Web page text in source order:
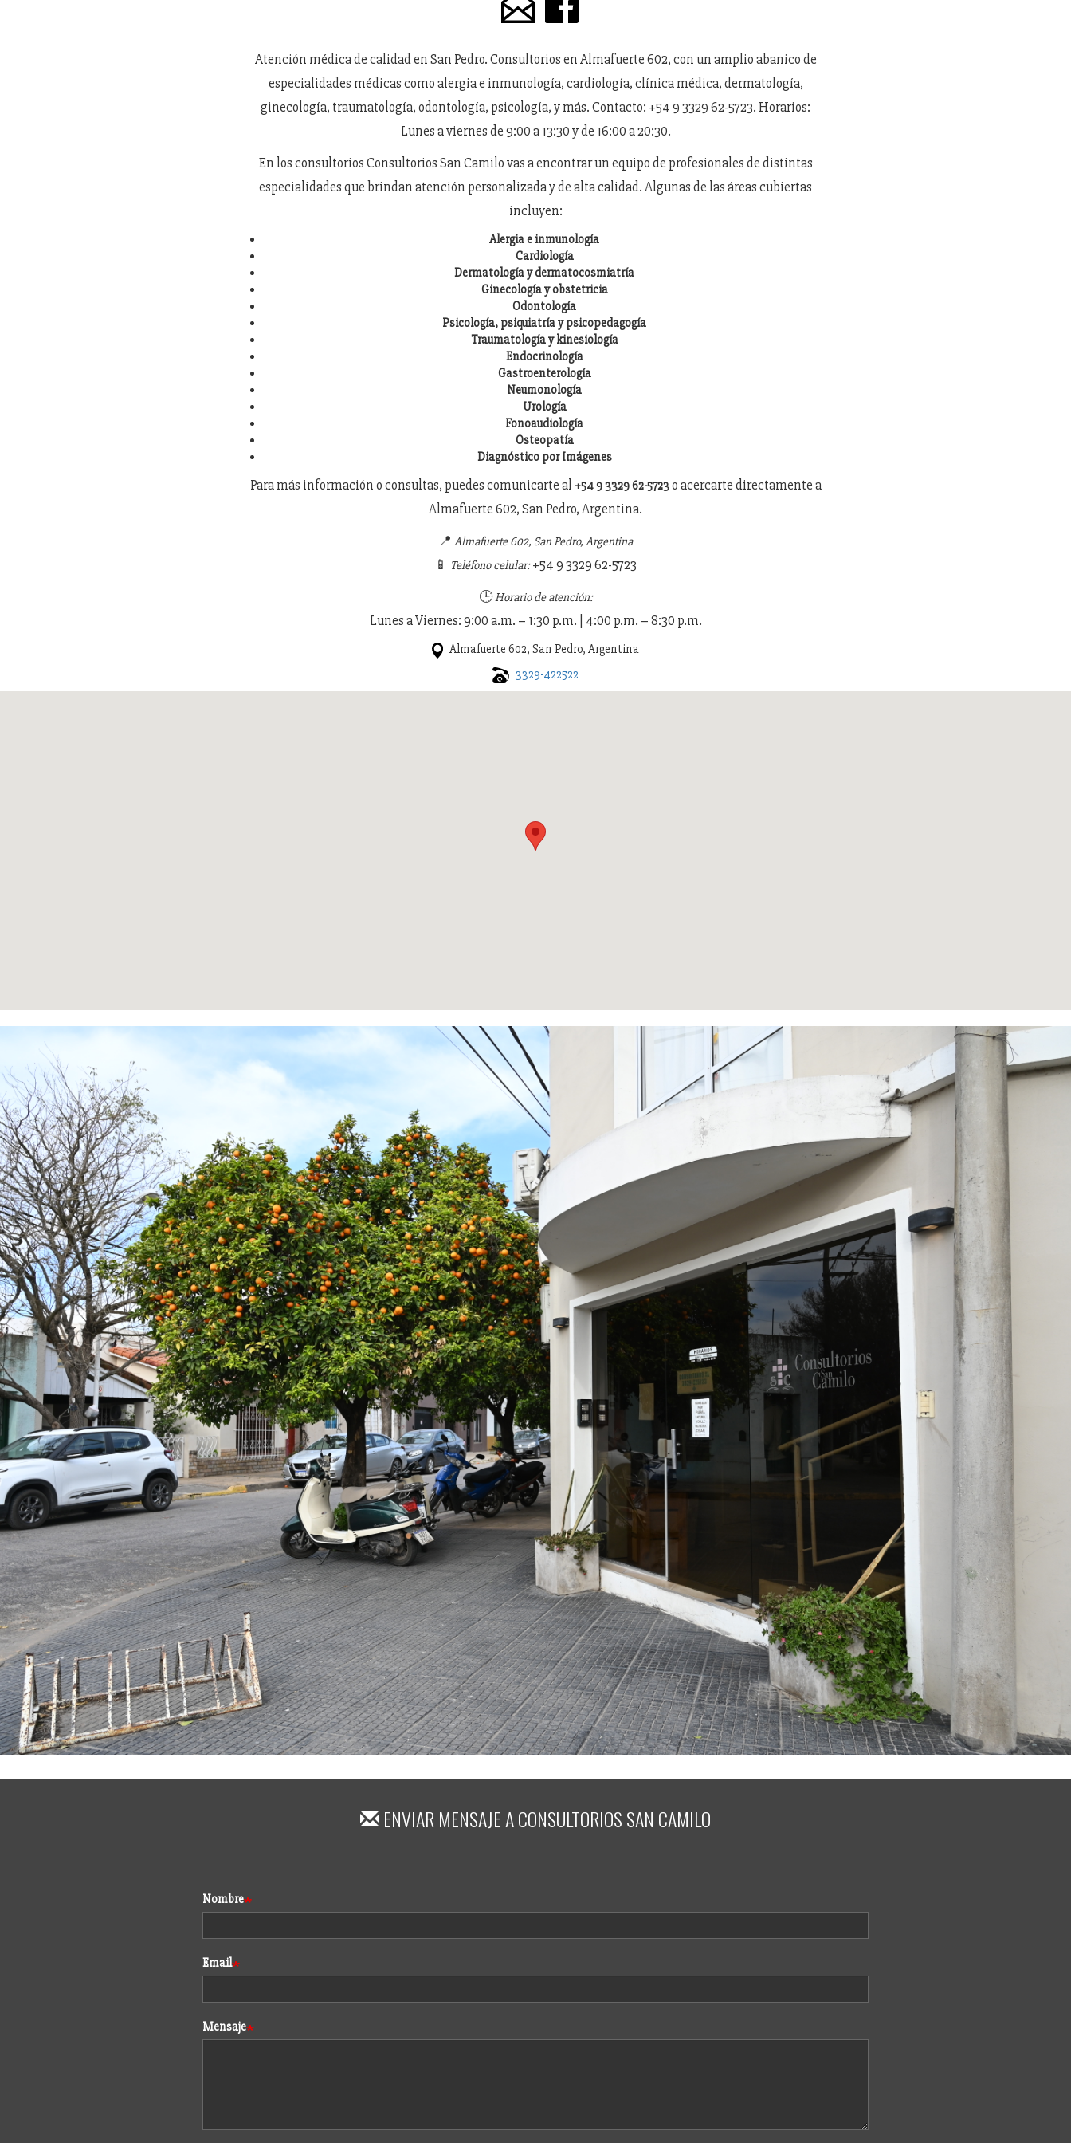
Atención médica de calidad en San Pedro. Consultorios en Almafuerte 602, con un amplio abanico de
especialidades médicas como alergia e inmunología, cardiología, clínica médica, dermatología,
ginecología, traumatología, odontología, psicología, y más. Contacto: +54 9 3329 62-5723. Horarios:
Lunes a viernes de 9:00 a 13:30 y de 16:00 a 20:30.
En los consultorios Consultorios San Camilo vas a encontrar un equipo de profesionales de distintas
especialidades que brindan atención personalizada y de alta calidad. Algunas de las áreas cubiertas
incluyen:
Alergia e inmunología
Cardiología
Dermatología y dermatocosmiatría
Ginecología y obstetricia
Odontología
Psicología, psiquiatría y psicopedagogía
Traumatología y kinesiología
Endocrinología
Gastroenterología
Neumonología
Urología
Fonoaudiología
Osteopatía
Diagnóstico por Imágenes
Para más información o consultas, puedes comunicarte al +54 9 3329 62-5723o acercarte directamente a
Almafuerte 602, San Pedro, Argentina.
📍 Almafuerte 602, San Pedro, Argentina
📱 Teléfono celular:+54 9 3329 62-5723
🕒Horario de atención:
Lunes a Viernes: 9:00 a.m. – 1:30 p.m. | 4:00 p.m. – 8:30 p.m.
Almafuerte 602, San Pedro, Argentina
3329-422522
ENVIAR MENSAJE ACONSULTORIOS SAN CAMILO
Formulario
Nombre
Email
Mensaje